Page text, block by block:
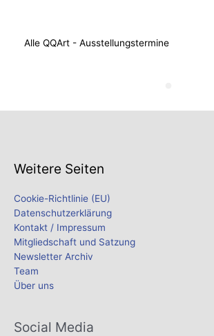
Alle QQArt - Ausstellungstermine
Weitere Seiten
Cookie-Richtlinie (EU)
Datenschutzerklärung
Kontakt / Impressum
Mitgliedschaft und Satzung
Newsletter Archiv
Team
Über uns
Social Media